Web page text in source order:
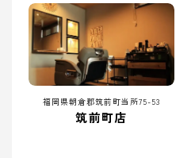
福岡県朝倉郡筑前町当所75-53
筑前町店